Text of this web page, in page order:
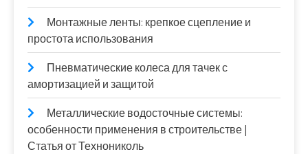
Монтажные ленты: крепкое сцепление и
простота использования
Пневматические колеса для тачек с
амортизацией и защитой
Металлические водосточные системы:
особенности применения в строительстве |
Статья от Технониколь